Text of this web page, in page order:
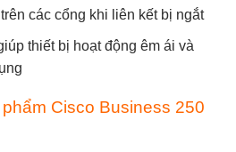
các cổng khi liên kết bị ngắt
thiết bị hoạt động êm ái và
Cisco Business 250